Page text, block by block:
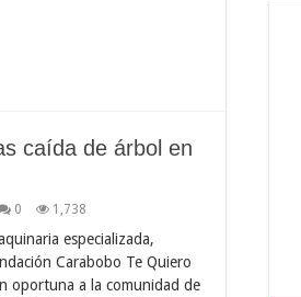
caída de árbol en
0 1,738
especializada,
Carabobo Te Quiero
oportuna a la comunidad de